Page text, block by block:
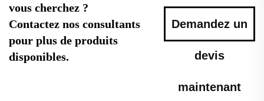
vous cherchez ?
Contactez nos consultants
pour plus de produits
disponibles.
Demandez un
devis
maintenant